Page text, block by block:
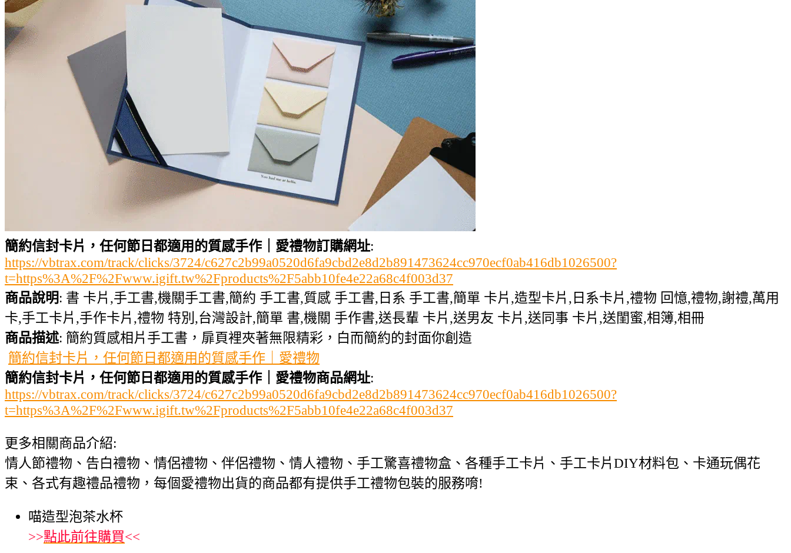
簡約信封卡片，任何節日都適用的質感手作｜愛禮物訂購網址:
https://vbtrax.com/track/clicks/3724/c627c2b99a0520d6fa9cbd2e8d2b891473624cc970ecf0ab416db1026500?
t=https%3A%2F%2Fwww.igift.tw%2Fproducts%2F5abb10fe4e22a68c4f003d37
商品說明: 書 卡片,手工書,機關手工書,簡約 手工書,質感 手工書,日系 手工書,簡單 卡片,造型卡片,日系卡片,禮物 回憶,禮物,謝禮,萬用
卡,手工卡片,手作卡片,禮物 特別,台灣設計,簡單 書,機關 手作書,送長輩 卡片,送男友 卡片,送同事 卡片,送閨蜜,相簿,相冊
商品描述: 簡約質感相片手工書，扉頁裡夾著無限精彩，白而簡約的封面你創造
簡約信封卡片，任何節日都適用的質感手作｜愛禮物
簡約信封卡片，任何節日都適用的質感手作｜愛禮物商品網址:
https://vbtrax.com/track/clicks/3724/c627c2b99a0520d6fa9cbd2e8d2b891473624cc970ecf0ab416db1026500?
t=https%3A%2F%2Fwww.igift.tw%2Fproducts%2F5abb10fe4e22a68c4f003d37
更多相關商品介紹:
情人節禮物、告白禮物、情侶禮物、伴侶禮物、情人禮物、手工驚喜禮物盒、各種手工卡片、手工卡片DIY材料包、卡通玩偶花
束、各式有趣禮品禮物，每個愛禮物出貨的商品都有提供手工禮物包裝的服務唷!
喵造型泡茶水杯
>>點此前往購買<<